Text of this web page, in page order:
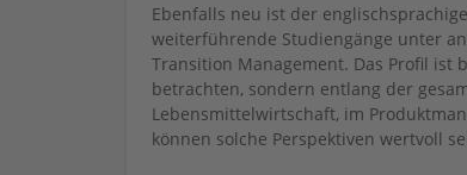
Ebenfalls neu ist der
weiterführende Studiengänge unter
Transition Management. Das Profil
betrachten, sondern entlang der
Lebensmittelwirtschaft, im
können solche Perspektiven wertvoll